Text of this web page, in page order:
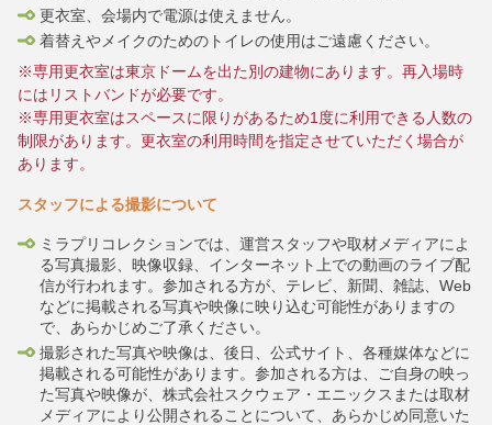
更衣室、会場内で電源は使えません。
着替えやメイクのためのトイレの使用はご遠慮ください。
※専用更衣室は東京ドームを出た別の建物にあります。再入場時
にはリストバンドが必要です。
※専用更衣室はスペースに限りがあるため1度に利用できる人数の
制限があります。更衣室の利用時間を指定させていただく場合が
あります。
スタッフによる撮影について
ミラプリコレクションでは、運営スタッフや取材メディアによ
る写真撮影、映像収録、インターネット上での動画のライブ配
信が行われます。参加される方が、テレビ、新聞、雑誌、Web
などに掲載される写真や映像に映り込む可能性がありますの
で、あらかじめご了承ください。
撮影された写真や映像は、後日、公式サイト、各種媒体などに
掲載される可能性があります。参加される方は、ご自身の映っ
た写真や映像が、株式会社スクウェア・エニックスまたは取材
メディアにより公開されることについて、あらかじめ同意いた